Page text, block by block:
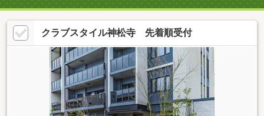
クラブスタイル神松寺 先着順受付